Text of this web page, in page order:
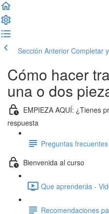
Sección Anterior Completar
Cómo hacer
una o dos
EMPIEZA AQUÍ: ¿Tienes
respuesta
Preguntas frecuentes
Bienvenida al curso
Que aprenderás -
Recomendaciones